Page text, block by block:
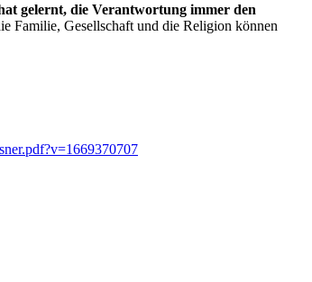
gelernt, die Verantwortung immer den
Familie, Gesellschaft und die Religion können